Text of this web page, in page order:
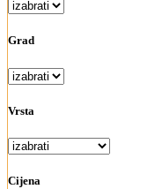
Grad
Vrsta
Cijena